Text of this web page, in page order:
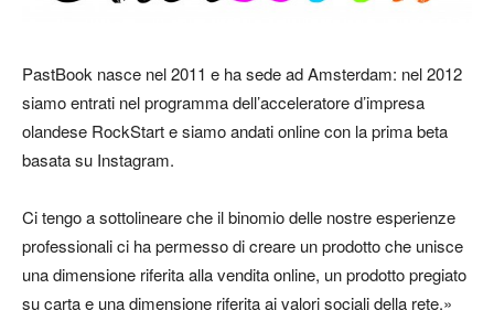
PastBook nasce nel 2011 e ha sede ad Amsterdam: nel 2012
siamo entrati nel programma dell’acceleratore d’impresa
olandese RockStart e siamo andati online con la prima beta
basata su Instagram.
Ci tengo a sottolineare che il binomio delle nostre esperienze
professionali ci ha permesso di creare un prodotto che unisce
una dimensione riferita alla vendita online, un prodotto pregiato
su carta e una dimensione riferita ai valori sociali della rete.»